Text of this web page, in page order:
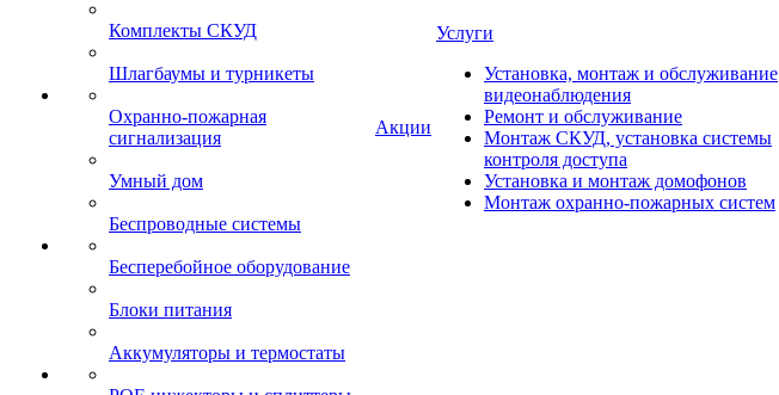
Комплекты СКУД
Шлагбаумы и турникеты
Охранно-пожарная
сигнализация
Умный дом
Беспроводные системы
Бесперебойное оборудование
Блоки питания
Аккумуляторы и термостаты
Акции
Услуги
Установка, монтаж и обслуживание
видеонаблюдения
Ремонт и обслуживание
Монтаж СКУД, установка системы
контроля доступа
Установка и монтаж домофонов
Монтаж охранно-пожарных систем